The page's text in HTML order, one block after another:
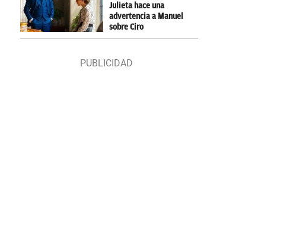
Julieta hace una
advertencia a Manuel
sobre Ciro